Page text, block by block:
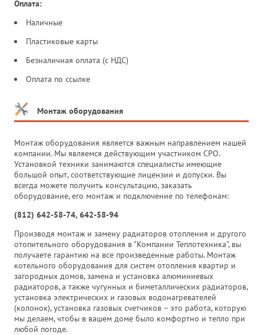
Оплата:
Наличные
Пластиковые карты
Безналичная оплата (с НДС)
Оплата по ссылке
Монтаж оборудования
Монтаж оборудования является важным направлением нашей
компании. Мы являемся действующим участником СРО.
Установкой техники занимаются специалисты имеющие
большой опыт, соответствующие лицензии и допуски. Вы
всегда можете получить консультацию, заказать
оборудование, его монтаж и подключение по телефонам:
(812) 642-58-74, 642-58-94
Производя монтаж и замену радиаторов отопления и другого
отопительного оборудования в "Компании Теплотехника", вы
получаете гарантию на все произведенные работы. Монтаж
котельного оборудования для систем отопления квартир и
загородных домов, замена и установка алюминиевых
радиаторов, а также чугунных и биметаллических радиаторов,
установка электрических и газовых водонагревателей
(колонок), установка газовых счетчиков – это работа, которую
мы делаем, чтобы в вашем доме было комфортно и тепло при
любой погоде.